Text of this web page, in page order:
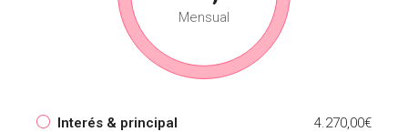
Mensual
Interés & principal 4.270,00€